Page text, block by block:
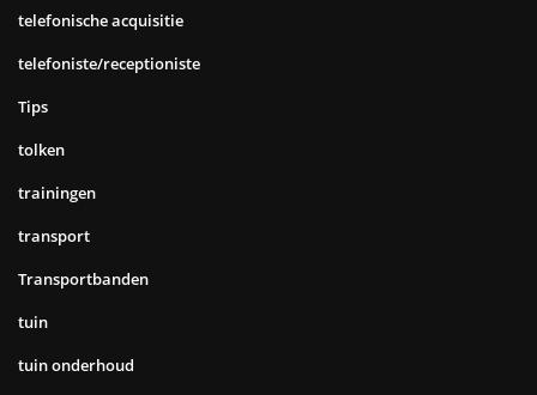
telefonische acquisitie
telefoniste/receptioniste
Tips
tolken
trainingen
transport
Transportbanden
tuin
tuin onderhoud